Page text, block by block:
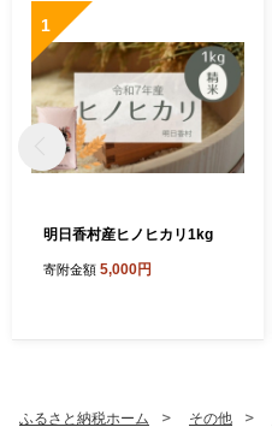
1
明日香村産ヒノヒカリ1kg
寄附金額 5,000円
ふるさと納税ホーム その他